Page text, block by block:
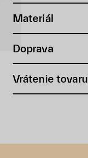
Materiál
Doprava
Vrátenie tovaru